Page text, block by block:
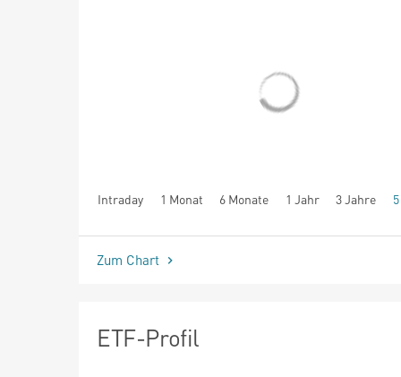
Intraday 1 Monat 6 Monate 1 Jahr 3 Jahre
seit Beginn
Zum Chart
ETF-Profil